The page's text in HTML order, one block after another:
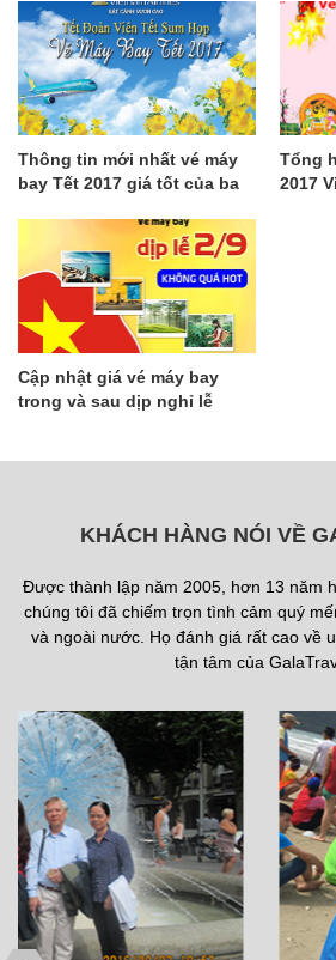
Thông tin mới nhất vé máy
bay Tết 2017 giá tốt của ba
Tổng
2017
Cập nhật giá vé máy bay
trong và sau dịp nghỉ lễ
KHÁCH HÀNG NÓI VỀ
Được thành lập năm 2005, hơn 13 năm
chúng tôi đã chiếm trọn tình cảm quý
và ngoài nước. Họ đánh giá rất cao về
tận tâm của